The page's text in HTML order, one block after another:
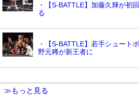
・【S-BATTLE】加藤久輝が初
る
・【S-BATTLE】若手シュート
野元稀が新王者に
≫もっと見る